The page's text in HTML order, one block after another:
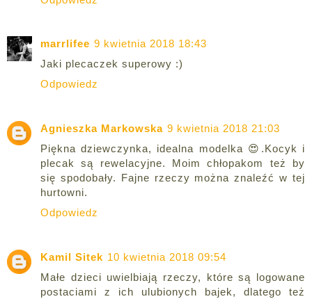
marrlifee 9 kwietnia 2018 18:43
Jaki plecaczek superowy :)
Odpowiedz
Agnieszka Markowska 9 kwietnia 2018 21:03
Piękna dziewczynka, idealna modelka 😍.Kocyk i
plecak są rewelacyjne. Moim chłopakom też by
się spodobały. Fajne rzeczy można znaleźć w tej
hurtowni.
Odpowiedz
Kamil Sitek 10 kwietnia 2018 09:54
Małe dzieci uwielbiają rzeczy, które są logowane
postaciami z ich ulubionych bajek, dlatego też